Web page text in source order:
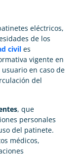
eléctricos,
de los
civil es
vigente en
en caso de
del
, que
personales
del patinete.
médicos,